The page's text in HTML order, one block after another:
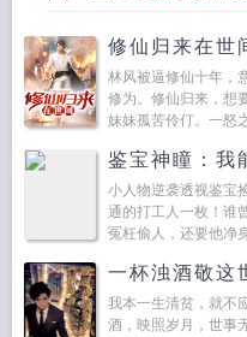
修仙归来在世
林风被逼修仙十年，
修为。修仙归来，想
妹妹孤苦伶仃。一怒
鉴宝神瞳：我
小人物逆袭透视鉴宝
通的打工人一枚！谁
冤枉偷人，还要他净
一杯浊酒敬这
我本一生清贫，就不
酒，映照岁月，世事